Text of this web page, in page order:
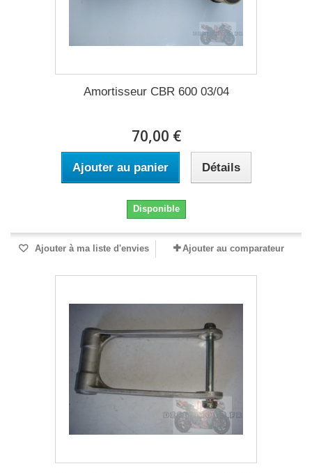
Amortisseur CBR 600 03/04
70,00 €
Ajouter au panier Détails
Disponible
Ajouter à ma liste d'envies Ajouter au comparateur